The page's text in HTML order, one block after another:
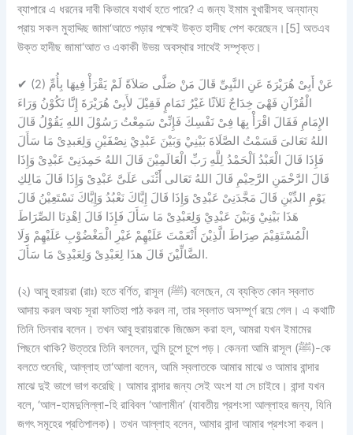
ব্যাপারে এ ধরনের দাবী কিভাবে যথার্থ হতে পারে? এ জন্য ইমাম বুখারীসহ অন্যান্য
প্রায় সকল মুহাদ্দিছ জামা‘আতে পড়ার পক্ষেই উক্ত হাদীছ পেশ করেছেন।[5] অতএব
উক্ত হাদীছ জামা‘আত ও একাকী উভয় অবস্থার সাথেই সম্পৃক্ত।
✔ (2) عَنْ أَبِىْ هُرَيْرَةَ عَنِ النَّبِىِّ قَالَ مَنْ صَلَّى صَلاَةً لَمْ يَقْرَأْ فِيهَا بِأُمِّ
الْقُرْآنِ فَهْىَ خِدَاجٌ ثَلاَثًا غَيْرُ تَمَامٍ فَقِيْلَ لأَبِىْ هُرَيْرَةَ إِنَّا نَكُوْنُ وَرَاءَ
الإِمَامِ فَقَالَ اقْرَأْ بِهَا فِىْ نَفْسِكَ فَإِنِّىْ سَمِعْتُ رَسُوْلَ اللهِ يَقُوْلُ قَالَ
اللهُ تَعَالىَ قَسَمْتُ الصَّلَاةَ بَيْنِيْ وَبَيْنَ عَبْدِيْ نِصْفَيْنِ وَلِعَبدِىْ مَا سَأَلَ
فَإِذَا قَالَ الْعَبْدُ اَلْحَمْدُ لِلَّهِ رَبِّ الْعَالَمِيْنَ قَالَ اللهُ حَمِدَنِىْ عَبْدِىْ وَإِذَا
قَالَ الرَّحْمَنِ الرَّحِيْمِ قَالَ اللهُ تَعَالى أََثْنَى عَلَىَّ عَبْدِىْ وَإِذَا قَالَ مَالِكِ
يَوْمِ الدِّيْنِ قَالَ مَجَّدَنِىْ عَبْدِىْ وَإِذَا قَالَ إِيَّاكَ نَعْبُدُ وَإِيَّاكَ نَسْتَعِيْنُ قَالَ
هَذَا بَيْنِيْ وَبَيْنَ عَبْدِيْ وَلِعَبْدِىْ مَا سَأَلَ فَإِذَا قَالَ اِهْدِنَا الصِّرَاطَ
الْمُسْتَقِيْمَ صِرَاطَ الَّذِيْنَ أَنْعَمْتَ عَلَيْهِمْ غَيْرِ الْمَغْضُوْبِ عَلَيْهِمْ وَلَا
الضَّالِّيْنَ قَالَ هذَا لِعَبْدِىْ وَلِعَبْدِىْ مَا سَأَلَ.
(২) আবু হুরায়রা (রাঃ) হতে বর্ণিত, রাসূল (ﷺ) বলেছেন, যে ব্যক্তি কোন স্বলাত
আদায় করল অথচ সূরা ফাতিহা পাঠ করল না, তার স্বলাত অসম্পূর্ণ রয়ে গেল। এ কথাটি
তিনি তিনবার বলেন। তখন আবু হুরায়রাকে জিজ্ঞেস করা হল, আমরা যখন ইমামের
পিছনে থাকি? উত্তরে তিনি বললেন, তুমি চুপে চুপে পড়। কেননা আমি রাসূল (ﷺ)-কে
বলতে শুনেছি, আল্লাহ তা‘আলা বলেন, আমি স্বলাতকে আমার মাঝে ও আমার বান্দার
মাঝে দুই ভাগে ভাগ করেছি। আমার বান্দার জন্য সেই অংশ যা সে চাইবে। বান্দা যখন
বলে, ‘আল-হামদুলিল্লা-হি রাবিবল ‘আলামীন’ (যাবতীয় প্রশংসা আল্লাহর জন্য, যিনি
জগৎ সমূহের প্রতিপালক)। তখন আল্লাহ বলেন, আমার বান্দা আমার প্রশংসা করল।